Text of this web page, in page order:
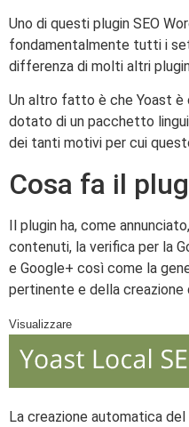
Uno di questi plugin SEO
fondamentalmente tutti i
differenza di molti altri
Un altro fatto è che Yoast è
dotato di un pacchetto
dei tanti motivi per cui
Cosa fa il
Il plugin ha, come
contenuti, la verifica per la
e Google+ così come la
pertinente e della
Visualizzare
La creazione automatica